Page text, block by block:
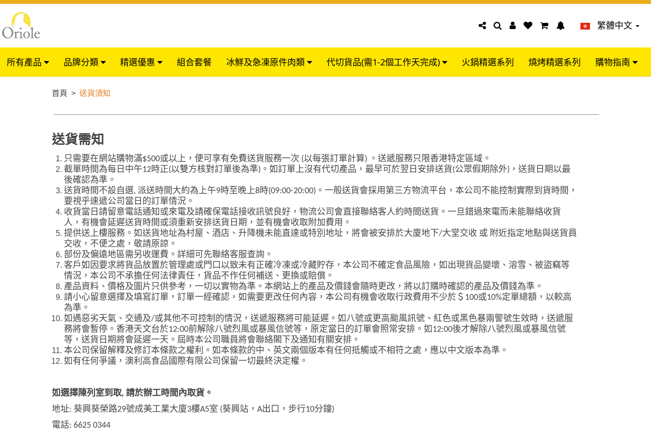
繁體中文
所有產品 品牌分類 精選優惠 組合套餐 冰鮮及急凍原件肉類 代切貨品(需1-2個工作天完成) 火鍋精選系列 燒烤精選系列 購物指南
首頁 > 送貨須知
送貨需知
只需要在網站購物滿$500或以上，便可享有免費送貨服務一次 (以每張訂單計算) 。送遞服務只限香港特定區域。
截單時間為每日中午12時正(以雙方核對訂單後為準) 。如訂單上沒有代切產品，最早可於翌日安排送貨(公眾假期除外) ，送貨日期以最
後確認為準。
送貨時間不設自選, 派送時間大約為上午9時至晚上8時(09:00-20:00) 。一般送貨會採用第三方物流平台，本公司不能控制實際到貨時間，
要視乎速遞公司當日的訂單情況。
收貨當日請留意電話通知或來電及請確保電話接收訊號良好，物流公司會直接聯絡客人約時間送貨。一旦錯過來電而未能聯絡收貨
人 ， 有機會延遲送貨時間或須重新安排送貨日期，並有機會收取附加費用。
提供送上樓服務。如送貨地址為村屋、酒店、升降機未能直達或特別地址，將會被安排於大廈地下/大堂交收 或 附近指定地點與送貨員
交收，不便之處，敬請原諒。
部份及偏遠地區需另收運費。詳細可先聯絡客服查詢。
客戶如因要求將貨品放置於管理處或門口以致未有正確冷凍或冷藏貯存，本公司不確定食品風險，如出現貨品變壞、溶雪、被盜竊等
情況，本公司不承擔任何法律責任，貨品不作任何補送、更換或賠償。
產品資料、價格及圖片只供參考，一切以實物為準。本網站上的產品及價錢會隨時更改，將以訂購時確認的產品及價錢為準。
請小心留意選擇及填寫訂單，訂單一經確認，如需要更改任何內容，本公司有機會收取行政費用不少於＄ 100或10%定單總額，以較高
為準。
如遇惡劣天氣、交通及/或其他不可控制的情況，送遞服務將可能延遲。如八號或更高颱風訊號、紅色或黑色暴兩警號生效時，送遞服
務將會暫停。香港天文台於12:00前解除八號烈風或暴風信號等，原定當日的訂單會照常安排。如 12:00後才解除八號烈風或暴風信號
等，送貨日期將會延遲一天。屆時本公司職員將會聯絡閣下及通知有關安排。
本公司保留解釋及修訂本條款之權利。如本條款的中、英文兩個版本有任何抵觸或不相符之處，應以中文版本為準。
如有任何爭議，澳利高食品國際有限公司保留一切最終決定權。
如選擇陳列室到取, 請於辦工時間內取貨。
地址: 葵興葵榮路29號成美工業大廈3樓A5室 (葵興站， A出口，步行10分鐘)
電話: 6625 0344